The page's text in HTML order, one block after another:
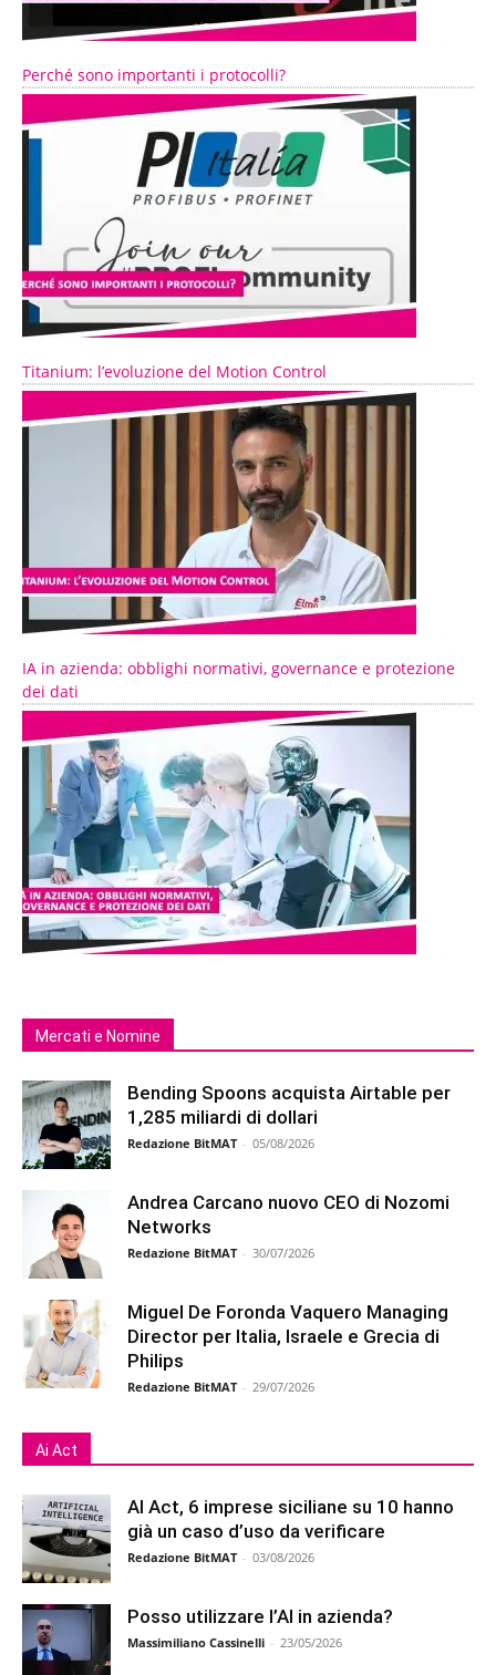
Perché sono importanti i protocolli?
Titanium: l’evoluzione del Motion Control
IA in azienda: obblighi normativi, governance e protezione
dei dati
Mercati e Nomine
Bending Spoons acquista Airtable per
1,285 miliardi di dollari
Redazione BitMAT - 05/08/2026
Andrea Carcano nuovo CEO di Nozomi
Networks
Redazione BitMAT - 30/07/2026
Miguel De Foronda Vaquero Managing
Director per Italia, Israele e Grecia di
Philips
Redazione BitMAT - 29/07/2026
Ai Act
AI Act, 6 imprese siciliane su 10 hanno
già un caso d’uso da verificare
Redazione BitMAT - 03/08/2026
Posso utilizzare l’AI in azienda?
Massimiliano Cassinelli - 23/05/2026